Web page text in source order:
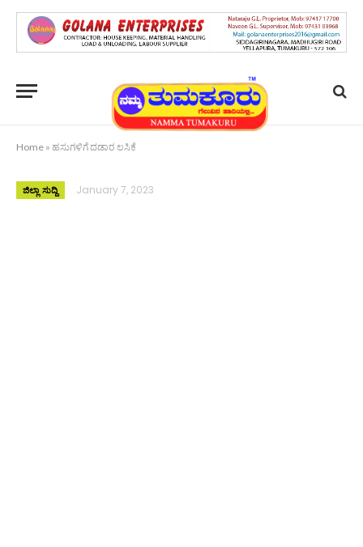
Home » ಹಸುಗಳಿಗೆ ದಡಾರ ಲಸಿಕೆ
ಜಿಲ್ಲಾ ಸುದ್ದಿ January 7, 2023